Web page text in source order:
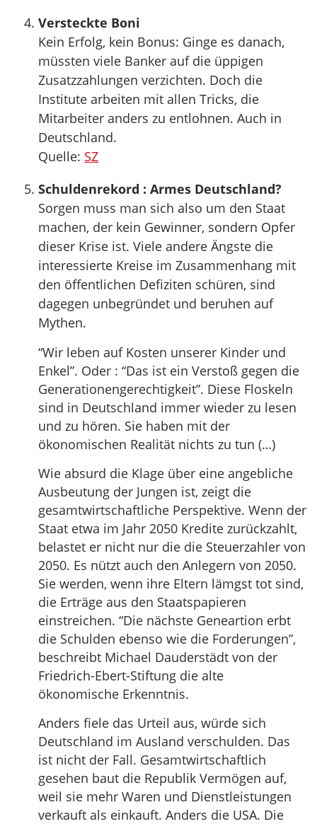
Versteckte Boni
Kein Erfolg, kein Bonus: Ginge es danach,
müssten viele Banker auf die üppigen
Zusatzzahlungen verzichten. Doch die
Institute arbeiten mit allen Tricks, die
Mitarbeiter anders zu entlohnen. Auch in
Deutschland.
Quelle: SZ
Schuldenrekord : Armes Deutschland?
Sorgen muss man sich also um den Staat
machen, der kein Gewinner, sondern Opfer
dieser Krise ist. Viele andere Ängste die
interessierte Kreise im Zusammenhang mit
den öffentlichen Defiziten schüren, sind
dagegen unbegründet und beruhen auf
Mythen.
“Wir leben auf Kosten unserer Kinder und
Enkel”. Oder : “Das ist ein Verstoß gegen die
Generationengerechtigkeit”. Diese Floskeln
sind in Deutschland immer wieder zu lesen
und zu hören. Sie haben mit der
ökonomischen Realität nichts zu tun (…)
Wie absurd die Klage über eine angebliche
Ausbeutung der Jungen ist, zeigt die
gesamtwirtschaftliche Perspektive. Wenn der
Staat etwa im Jahr 2050 Kredite zurückzahlt,
belastet er nicht nur die die Steuerzahler von
2050. Es nützt auch den Anlegern von 2050.
Sie werden, wenn ihre Eltern lämgst tot sind,
die Erträge aus den Staatspapieren
einstreichen. “Die nächste Geneartion erbt
die Schulden ebenso wie die Forderungen”,
beschreibt Michael Dauderstädt von der
Friedrich-Ebert-Stiftung die alte
ökonomische Erkenntnis.
Anders fiele das Urteil aus, würde sich
Deutschland im Ausland verschulden. Das
ist nicht der Fall. Gesamtwirtschaftlich
gesehen baut die Republik Vermögen auf,
weil sie mehr Waren und Dienstleistungen
verkauft als einkauft. Anders die USA. Die